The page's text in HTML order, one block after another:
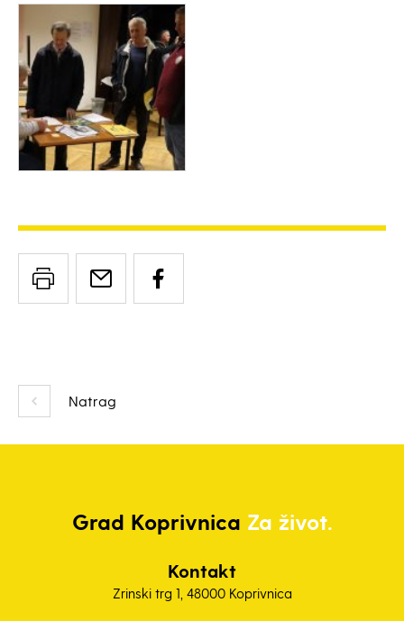
Natrag
Grad Koprivnica Za život.
Kontakt
Zrinski trg 1, 48000 Koprivnica